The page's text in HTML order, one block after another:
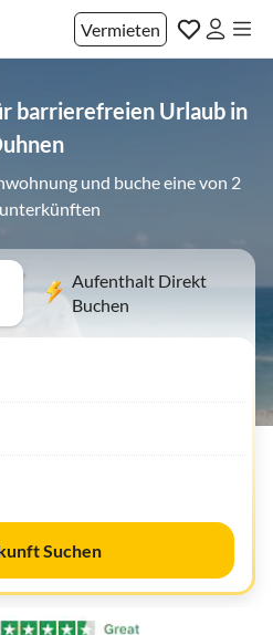
Vermieten
barrierefreien Urlaub in
und buche eine von 2
Aufenthalt Direkt
Buchen
Suchen